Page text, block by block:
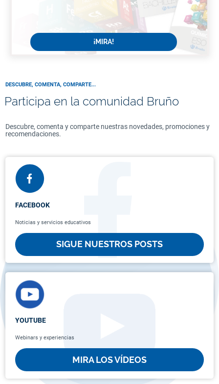
¡MIRA!
DESCUBRE, COMENTA, COMPARTE...
Participa en la comunidad Bruño
Descubre, comenta y comparte nuestras novedades, promociones y
recomendaciones.
FACEBOOK
Noticias y servicios educativos
SIGUE NUESTROS POSTS
YOUTUBE
Webinars y experiencias
MIRA LOS VÍDEOS